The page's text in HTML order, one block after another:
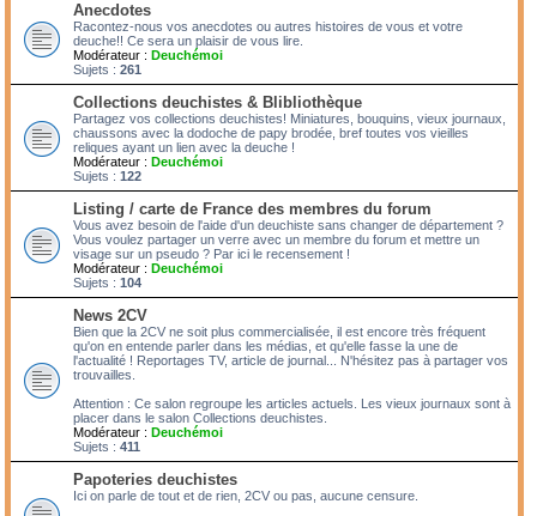
Anecdotes
Racontez-nous vos anecdotes ou autres histoires de vous et votre
deuche!! Ce sera un plaisir de vous lire.
Modérateur : Deuchémoi
Sujets : 261
Collections deuchistes & Blibliothèque
Partagez vos collections deuchistes! Miniatures, bouquins, vieux journaux,
chaussons avec la dodoche de papy brodée, bref toutes vos vieilles
reliques ayant un lien avec la deuche !
Modérateur : Deuchémoi
Sujets : 122
Listing / carte de France des membres du forum
Vous avez besoin de l'aide d'un deuchiste sans changer de département ?
Vous voulez partager un verre avec un membre du forum et mettre un
visage sur un pseudo ? Par ici le recensement !
Modérateur : Deuchémoi
Sujets : 104
News 2CV
Bien que la 2CV ne soit plus commercialisée, il est encore très fréquent
qu'on en entende parler dans les médias, et qu'elle fasse la une de
l'actualité ! Reportages TV, article de journal... N'hésitez pas à partager vos
trouvailles.
Attention : Ce salon regroupe les articles actuels. Les vieux journaux sont à
placer dans le salon Collections deuchistes.
Modérateur : Deuchémoi
Sujets : 411
Papoteries deuchistes
Ici on parle de tout et de rien, 2CV ou pas, aucune censure.